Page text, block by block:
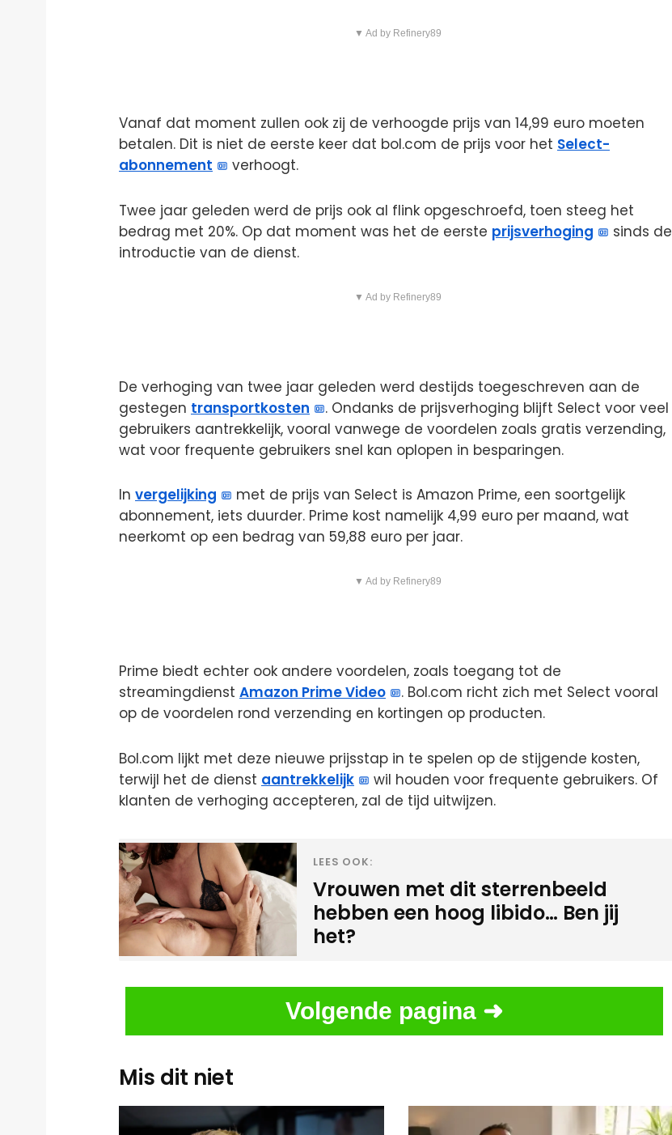
▼ Ad by Refinery89
Vanaf dat moment zullen ook zij de verhoogde prijs van 14,99 euro moeten
betalen. Dit is niet de eerste keer dat bol.com de prijs voor het Select-
abonnement
verhoogt.
Twee jaar geleden werd de prijs ook al flink opgeschroefd, toen steeg het
bedrag met 20%. Op dat moment was het de eerste prijsverhoging
sinds de
introductie van de dienst.
▼ Ad by Refinery89
De verhoging van twee jaar geleden werd destijds toegeschreven aan de
gestegen transportkosten
. Ondanks de prijsverhoging blijft Select voor veel
gebruikers aantrekkelijk, vooral vanwege de voordelen zoals gratis verzending,
wat voor frequente gebruikers snel kan oplopen in besparingen.
In vergelijking
met de prijs van Select is Amazon Prime, een soortgelijk
abonnement, iets duurder. Prime kost namelijk 4,99 euro per maand, wat
neerkomt op een bedrag van 59,88 euro per jaar.
▼ Ad by Refinery89
Prime biedt echter ook andere voordelen, zoals toegang tot de
streamingdienst Amazon Prime Video
. Bol.com richt zich met Select vooral
op de voordelen rond verzending en kortingen op producten.
Bol.com lijkt met deze nieuwe prijsstap in te spelen op de stijgende kosten,
terwijl het de dienst aantrekkelijk
wil houden voor frequente gebruikers. Of
klanten de verhoging accepteren, zal de tijd uitwijzen.
LEES OOK:
Vrouwen met dit sterrenbeeld
hebben een hoog libido… Ben jij
het?
Volgende pagina ➜
Mis dit niet